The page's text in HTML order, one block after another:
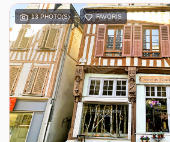
Syndic
Espace client
13 PHOTO(S) FAVORIS